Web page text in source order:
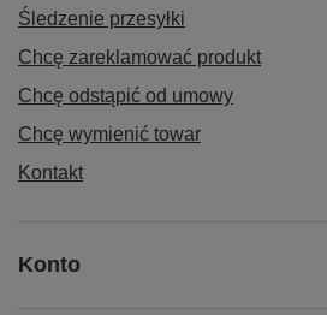
Śledzenie przesyłki
Chcę zareklamować produkt
Chcę odstąpić od umowy
Chcę wymienić towar
Kontakt
Konto